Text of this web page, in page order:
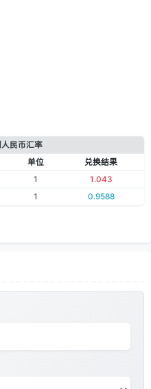
民币汇率
单位
兑换结果
1
1.043
1 0.9588